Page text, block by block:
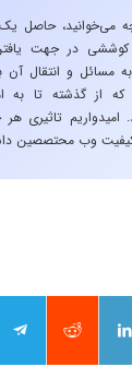
می‌خوانید، حاصل
در جهت
مسائل و انتقال آن
که از گذشته تا به
امیدواریم تاثیری
وب محتصصین